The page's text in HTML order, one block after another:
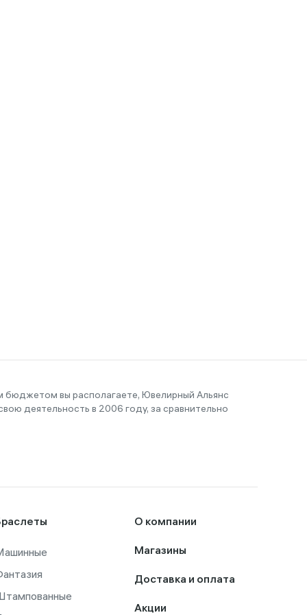
бюджетом вы располагаете, Ювелирный Альянс
деятельность в 2006 году, за сравнительно
О компании
Магазины
Доставка и оплата
Акции